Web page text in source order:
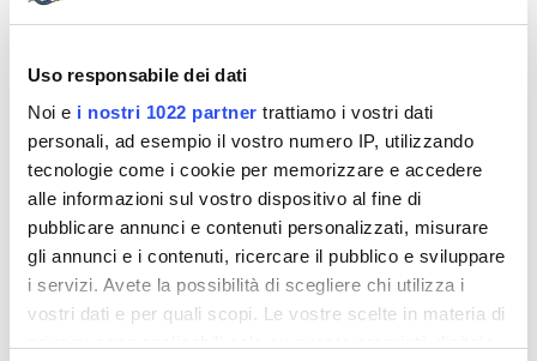
Uso responsabile dei dati
Noi e i nostri 1022 partner trattiamo i vostri dati
personali, ad esempio il vostro numero IP, utilizzando
tecnologie come i cookie per memorizzare e accedere
alle informazioni sul vostro dispositivo al fine di
pubblicare annunci e contenuti personalizzati, misurare
gli annunci e i contenuti, ricercare il pubblico e sviluppare
i servizi. Avete la possibilità di scegliere chi utilizza i
vostri dati e per quali scopi. Le vostre scelte in materia di